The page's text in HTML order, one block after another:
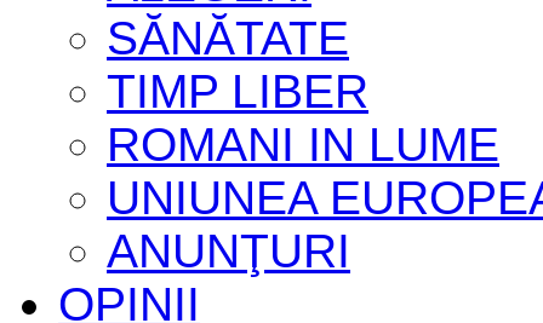
SĂNĂTATE
TIMP LIBER
ROMANI IN LUME
UNIUNEA
ANUNŢURI
OPINII